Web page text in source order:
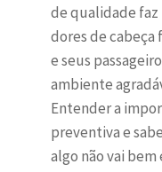
de qualidade
dores de cabeça
e seus
ambiente
Entender a
preventiva e
algo não vai bem